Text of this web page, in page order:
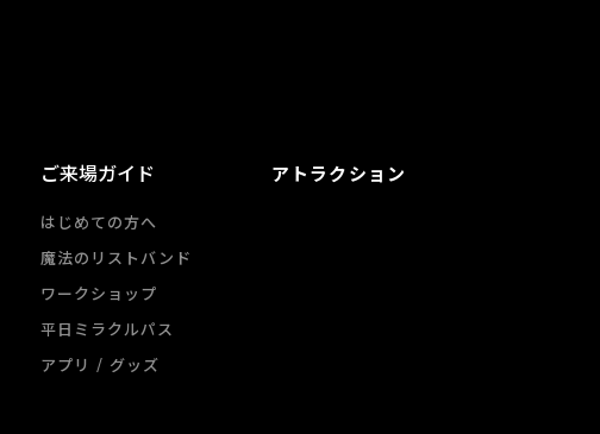
ご来場ガイド
はじめての方へ
魔法のリストバンド
ワークショップ
平日ミラクルパス
アプリ / グッズ
アトラクション